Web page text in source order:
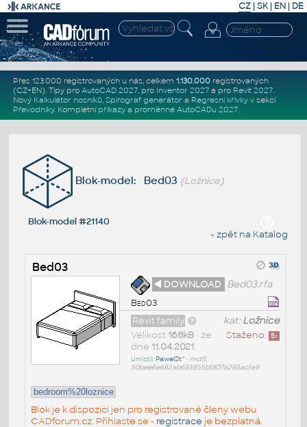
CZ | SK| EN | DE
Přes 123.000 registrovaných u nás, celkem 1.130.000registrovaných
(CZ+EN). Tipy pro AutoCAD 2027, pro Inventor 2027a pro Revit 2027.
Nový Kalkulátor nosníků, Spirograf generátor a Regresní křivkyv sekci
Převodníky. Kompletní příkazya proměnné AutoCADu 2027.
Blok-model: Bed03 (Ložnice)
Blok-model #21140
« zpět na Katalog
Bed03
◄ DOWNLOAD Bed03.rfa
Bed03
kat:Ložnice
Revit family
Staženo: 5x
Velikost 168kB• ze
dne 11.04.2021
Umístil: PawelSt^ • md5:
50bee6e682ab693855bf807a293acfe9
bedroom%20loznice
Blok je k dispozici jen pro registrované členy webu
CADforum.cz. Přihlaste se - registrace je bezplatná.